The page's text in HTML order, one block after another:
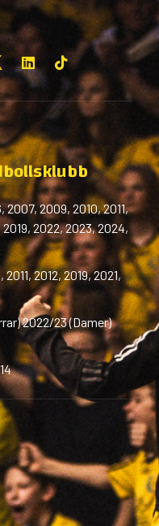
2009, 2010, 2011,
2019, 2022, 2023, 2024,
2012, 2019, 2021,
2022/23 (Damer)